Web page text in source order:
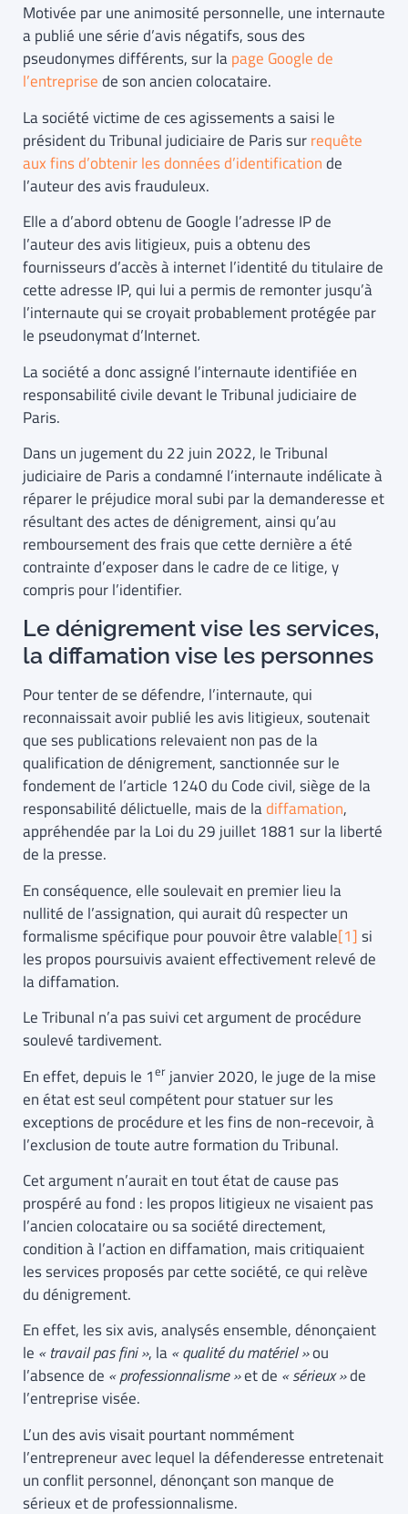
Motivée par une animosité personnelle, une internaute
a publié une série d’avis négatifs, sous des
pseudonymes différents, sur lapage Google de
l’entreprisede son ancien colocataire.
La société victime de ces agissements a saisi le
président du Tribunal judiciaire de Paris surrequête
aux fins d’obtenir les données d’identificationde
l’auteur des avis frauduleux.
Elle a d’abord obtenu de Google l’adresse IP de
l’auteur des avis litigieux, puis a obtenu des
fournisseurs d’accès à internet l’identité du titulaire de
cette adresse IP, qui lui a permis de remonter jusqu’à
l’internaute qui se croyait probablement protégée par
le pseudonymat d’Internet.
La société a donc assigné l’internaute identifiée en
responsabilité civile devant le Tribunal judiciaire de
Paris.
Dans un jugement du 22 juin 2022, le Tribunal
judiciaire de Paris a condamné l’internaute indélicate à
réparer le préjudice moral subi par la demanderesse et
résultant des actes de dénigrement, ainsi qu’au
remboursement des frais que cette dernière a été
contrainte d’exposer dans le cadre de ce litige, y
compris pour l’identifier.
Le dénigrement vise les services,
la diffamation vise les personnes
Pour tenter de se défendre, l’internaute, qui
reconnaissait avoir publié les avis litigieux, soutenait
que ses publications relevaient non pas de la
qualification de dénigrement, sanctionnée sur le
fondement de l’article 1240 du Code civil, siège de la
responsabilité délictuelle, mais de ladiffamation,
appréhendée par la Loi du 29 juillet 1881 sur la liberté
de la presse.
En conséquence, elle soulevait en premier lieu la
nullité de l’assignation, qui aurait dû respecter un
formalisme spécifique pour pouvoir être valable[1]si
les propos poursuivis avaient effectivement relevé de
la diffamation.
Le Tribunal n’a pas suivi cet argument de procédure
soulevé tardivement.
En effet, depuis le 1er janvier 2020, le juge de la mise
en état est seul compétent pour statuer sur les
exceptions de procédure et les fins de non-recevoir, à
l’exclusion de toute autre formation du Tribunal.
Cet argument n’aurait en tout état de cause pas
prospéré au fond : les propos litigieux ne visaient pas
l’ancien colocataire ou sa société directement,
condition à l’action en diffamation, mais critiquaient
les services proposés par cette société, ce qui relève
du dénigrement.
En effet, les six avis, analysés ensemble, dénonçaient
le « travail pas fini », la« qualité du matériel »ou
l’absence de « professionnalisme »et de « sérieux »de
l’entreprise visée.
L’un des avis visait pourtant nommément
l’entrepreneur avec lequel la défenderesse entretenait
un conflit personnel, dénonçant son manque de
sérieux et de professionnalisme.